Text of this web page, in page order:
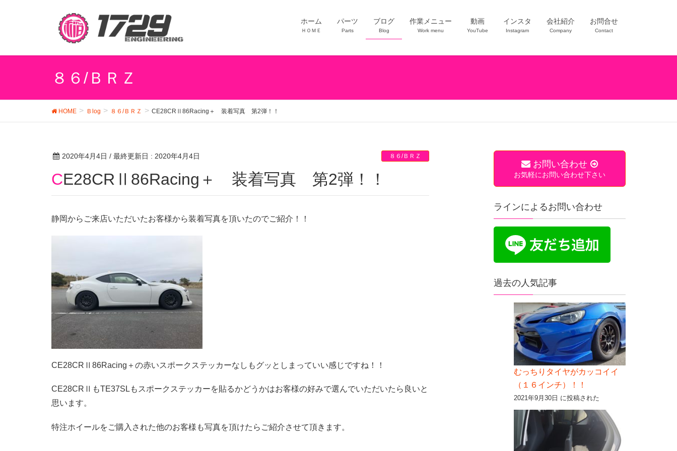
ホーム
ＨＯＭＥ
パーツ
Parts
ブログ
Blog
作業メニュー
Work menu
動画
YouTube
インスタ
Instagram
会社紹介
Company
お問合せ
Contact
８６/ＢＲＺ
HOME Ｂlog ８６/ＢＲＺ CE28CRⅡ86Racing＋ 装着写真 第2弾！！
2020年4月4日 / 最終更新日 : 2020年4月4日 ８６/ＢＲＺ
CE28CRⅡ86Racing＋ 装着写真 第2弾！！
静岡からご来店いただいたお客様から装着写真を頂いたのでご紹介！！
CE28CRⅡ86Racing＋の赤いスポークステッカーなしもグッとしまっていい感じですね！！
CE28CRⅡもTE37SLもスポークステッカーを貼るかどうかはお客様の好みで選んでいただいたら良いと
思います。
特注ホイールをご購入された他のお客様も写真を頂けたらご紹介させて頂きます。
お問い合わせ
お気軽にお問い合わせ下さい
ラインによるお問い合わせ
過去の人気記事
むっちりタイヤがカッコイイ
（１６インチ）！！
2021年9月30日 に投稿された